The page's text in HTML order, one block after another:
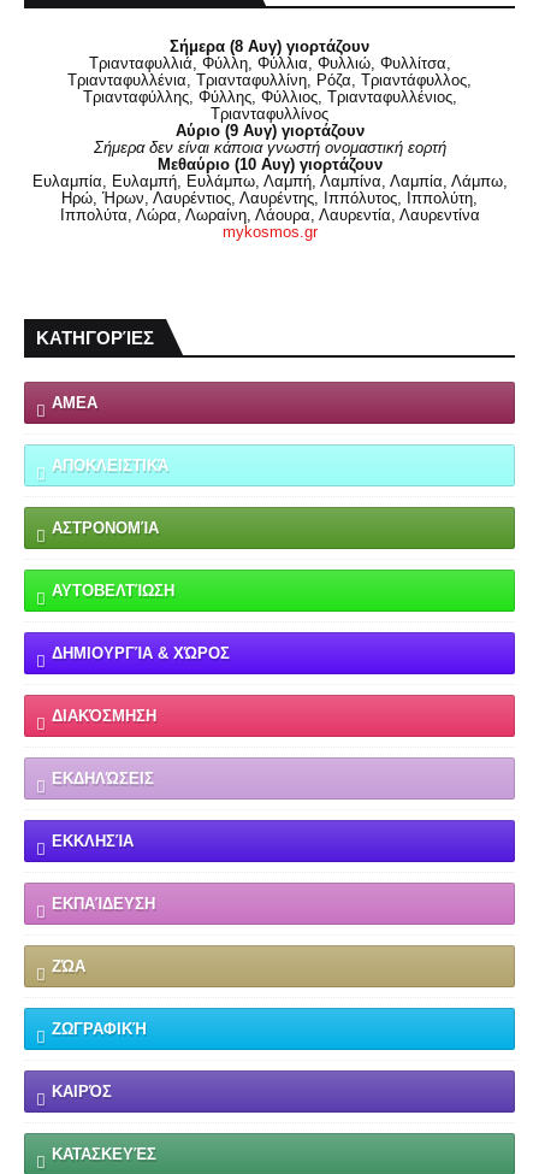
Σήμερα (8 Αυγ) γιορτάζουν
Τριανταφυλλιά, Φύλλη, Φύλλια, Φυλλιώ, Φυλλίτσα,
Τριανταφυλλένια, Τριανταφυλλίνη, Ρόζα, Τριαντάφυλλος,
Τριανταφύλλης, Φύλλης, Φύλλιος, Τριανταφυλλένιος,
Τριανταφυλλίνος
Αύριο (9 Αυγ) γιορτάζουν
Σήμερα δεν είναι κάποια γνωστή ονομαστική εορτή
Μεθαύριο (10 Αυγ) γιορτάζουν
Ευλαμπία, Ευλαμπή, Ευλάμπω, Λαμπή, Λαμπίνα, Λαμπία, Λάμπω,
Ηρώ, Ήρων, Λαυρέντιος, Λαυρέντης, Ιππόλυτος, Ιππολύτη,
Ιππολύτα, Λώρα, Λωραίνη, Λάουρα, Λαυρεντία, Λαυρεντίνα
mykosmos.gr
ΚΑΤΗΓΟΡΊΕΣ
ΑΜΕΑ
ΑΠΟΚΛΕΙΣΤΙΚΆ
ΑΣΤΡΟΝΟΜΊΑ
ΑΥΤΟΒΕΛΤΊΩΣΗ
ΔΗΜΙΟΥΡΓΊΑ & ΧΏΡΟΣ
ΔΙΑΚΌΣΜΗΣΗ
ΕΚΔΗΛΏΣΕΙΣ
ΕΚΚΛΗΣΊΑ
ΕΚΠΑΊΔΕΥΣΗ
ΖΏΑ
ΖΩΓΡΑΦΙΚΉ
ΚΑΙΡΌΣ
ΚΑΤΑΣΚΕΥΈΣ